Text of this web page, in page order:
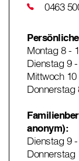
0463
Montag 8 -
Dienstag 9
Mittwoch
Donnerstag
anonym):
Dienstag 9
Donnerstag